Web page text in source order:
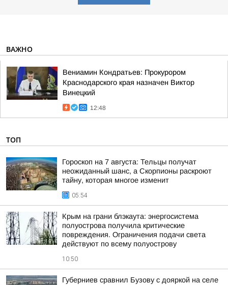
ВАЖНО
Вениамин Кондратьев: Прокурором
Краснодарского края назначен Виктор
Винецкий
12:48
ТОП
Гороскоп на 7 августа: Тельцы получат
неожиданный шанс, а Скорпионы раскроют
тайну, которая многое изменит
05:54
Крым на грани блэкаута: энергосистема
полуострова получила критические
повреждения. Ограничения подачи света
действуют по всему полуострову
10:50
Губерниев сравнил Бузову с дояркой на селе